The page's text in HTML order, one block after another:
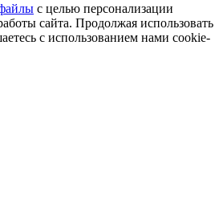
с целью персонализации
сайта. Продолжая использовать
с использованием нами cookie-